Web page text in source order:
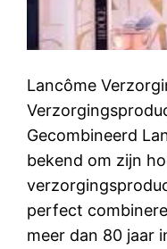
Lancôme
Gecombineerd
bekend om zijn
perfect
meer dan 80 jaar